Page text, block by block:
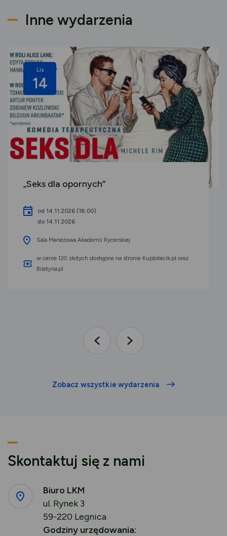
Inne wydarzenia
Lis
14
„Seks dla opornych”
od 14.11.2026 (18:00)
do 14.11.2026
Sala Maneżowa Akademii Rycerskiej
w cenie 120 złotych dostępne na stronie Kupbilecik.pl oraz
Biletyna.pl
PoprzedniaNastępna
Zobacz wszystkie wydarzenia
Skontaktuj się z nami
Biuro LKM
ul. Rynek 3
59-220 Legnica
Godziny urzędowania: